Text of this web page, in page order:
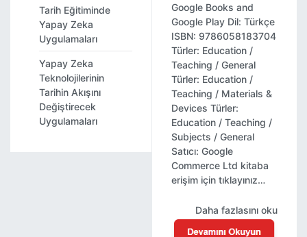
Google Books and
Google Play Dil: Türkçe
ISBN: 9786058183704
Türler: Education /
Teaching / General
Türler: Education /
Teaching / Materials &
Devices Türler:
Education / Teaching /
Subjects / General
Satıcı: Google
Commerce Ltd kitaba
erişim için tıklayınız…
Daha fazlasını oku
Tarih Eğitiminde
Yapay Zeka
Uygulamaları
Yapay Zeka
Teknolojilerinin
Tarihin Akışını
Değiştirecek
Uygulamaları